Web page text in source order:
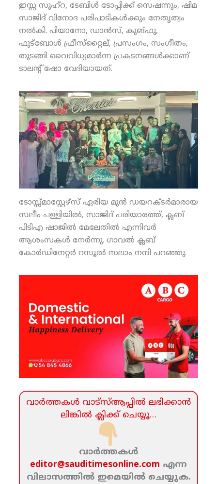
ഇസ്സ സുഹ്‌റ, ടേബിള്‍ ടോപ്പിക്ക് സെഷന്നും, ഷിമ
സാജിദ് വിനോദ പരിപാടികള്‍ക്കും നേതൃത്വം
നല്‍കി. പിയാനോ, ഡാന്‍സ്, കുങ്ഫു,
ഫുട്‌ബോള്‍ ഫ്രീസ്‌റ്റൈല്, പ്രസംഗം, സംഗീതം,
തുടങ്ങി വൈവിധ്യമാര്‍ന്ന പ്രകടനങ്ങള്‍ക്കാണ്
ടാലന്റ് ഷോ വേദിയായത്.
ടോസ്സ്മാസ്റ്റേഴ്‌സ് ഏരിയ മുന്‍ ഡയറക്ടര്‍മാരായ
സലീം പള്ളിയില്‍, സാജിദ് പരിയാരത്ത്, ക്ലബ്
പിടിഎ ഷാജില്‍ മേലേതില്‍ എന്നിവര്‍
ആശംസകള്‍ നേര്‍ന്നു. ഗാവല്‍ ക്ലബ്
കോര്‍ഡിനേറ്റര്‍ റസൂല്‍ സലാം നന്ദി പറഞ്ഞു.
വാര്‍ത്തകള്‍ വാട്‌സ്‌ആപ്പില്‍ ലഭിക്കാന്‍
ലിങ്കില്‍ ക്ലിക്ക്‌ ചെയ്യൂ…
വാര്‍ത്തകള്‍
editor@sauditimesonline.com എന്ന
വിലാസത്തില്‍ ഇമെയില്‍ ചെയ്യുക.